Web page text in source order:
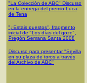
"La Colección de ABC" Discurso
en la entrega del premio Luca
de Tena
"¿Estais puestos", fragmento
inicial de "Los días del gozo",
Pregón Semana Santa 2008
Discurso para presentar "Sevilla
en su plaza de toros a través
del Archivo de ABC"